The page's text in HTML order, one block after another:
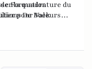
la quadrature du
De Boek
verte. Les lois de la
2021 aux
Formation
pour Valeurs
et le JDD. Il
TV info, Cnews,